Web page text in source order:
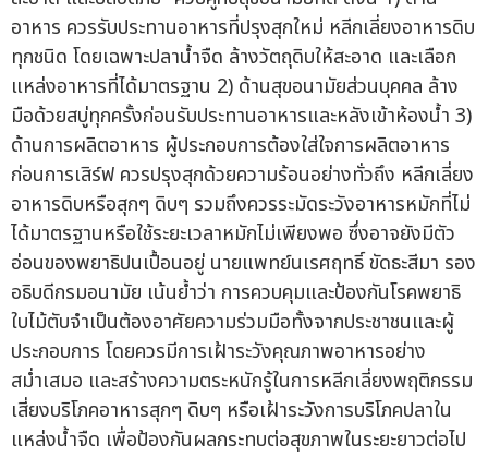
อาหาร ควรรับประทานอาหารที่ปรุงสุกใหม่ หลีกเลี่ยงอาหารดิบ
ทุกชนิด โดยเฉพาะปลาน้ำจืด ล้างวัตถุดิบให้สะอาด และเลือก
แหล่งอาหารที่ได้มาตรฐาน 2) ด้านสุขอนามัยส่วนบุคคล ล้าง
มือด้วยสบู่ทุกครั้งก่อนรับประทานอาหารและหลังเข้าห้องน้ำ 3)
ด้านการผลิตอาหาร ผู้ประกอบการต้องใส่ใจการผลิตอาหาร
ก่อนการเสิร์ฟ ควรปรุงสุกด้วยความร้อนอย่างทั่วถึง หลีกเลี่ยง
อาหารดิบหรือสุกๆ ดิบๆ รวมถึงควรระมัดระวังอาหารหมักที่ไม่
ได้มาตรฐานหรือใช้ระยะเวลาหมักไม่เพียงพอ ซึ่งอาจยังมีตัว
อ่อนของพยาธิปนเปื้อนอยู่ นายแพทย์นเรศฤทธิ์ ขัดธะสีมา รอง
อธิบดีกรมอนามัย เน้นย้ำว่า การควบคุมและป้องกันโรคพยาธิ
ใบไม้ตับจำเป็นต้องอาศัยความร่วมมือทั้งจากประชาชนและผู้
ประกอบการ โดยควรมีการเฝ้าระวังคุณภาพอาหารอย่าง
สม่ำเสมอ และสร้างความตระหนักรู้ในการหลีกเลี่ยงพฤติกรรม
เสี่ยงบริโภคอาหารสุกๆ ดิบๆ หรือเฝ้าระวังการบริโภคปลาใน
แหล่งน้ำจืด เพื่อป้องกันผลกระทบต่อสุขภาพในระยะยาวต่อไป